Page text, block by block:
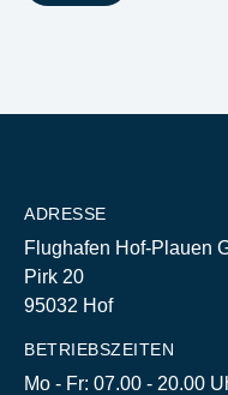
ADRESSE
Flughafen Hof-Plauen
Pirk 20
95032 Hof
BETRIEBSZEITEN
Mo - Fr: 07.00 - 20.00